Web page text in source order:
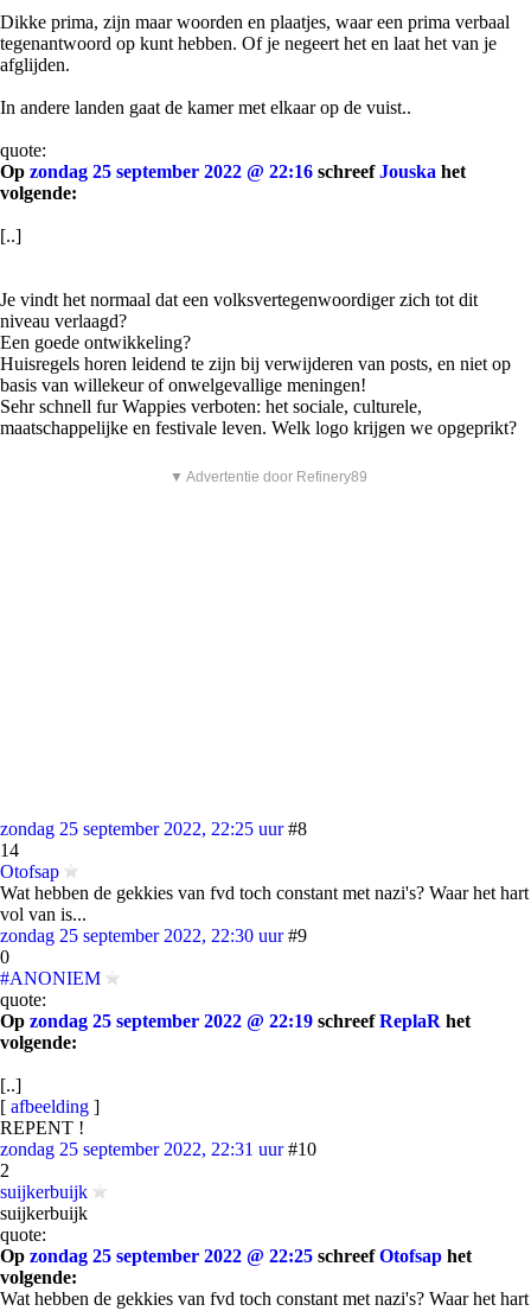
Dikke prima, zijn maar woorden en plaatjes, waar een prima verbaal
tegenantwoord op kunt hebben. Of je negeert het en laat het van je
afglijden.
In andere landen gaat de kamer met elkaar op de vuist..
quote:
Op zondag 25 september 2022 @ 22:16 schreefJouska het
volgende:
[..]
Je vindt het normaal dat een volksvertegenwoordiger zich tot dit
niveau verlaagd?
Een goede ontwikkeling?
Huisregels horen leidend te zijn bij verwijderen van posts, en niet op
basis van willekeur of onwelgevallige meningen!
Sehr schnell fur Wappies verboten: het sociale, culturele,
maatschappelijke en festivale leven. Welk logo krijgen we opgeprikt?
▼ Advertentie door Refinery89
zondag 25 september 2022, 22:25 uur #8
14
Otofsap
Wat hebben de gekkies van fvd toch constant met nazi's? Waar het hart
vol van is...
zondag 25 september 2022, 22:30 uur #9
0
#ANONIEM
quote:
Op zondag 25 september 2022 @ 22:19 schreefReplaR het
volgende:
[..]
[ afbeelding ]
REPENT !
zondag 25 september 2022, 22:31 uur #10
2
suijkerbuijk
suijkerbuijk
quote:
Op zondag 25 september 2022 @ 22:25 schreefOtofsap het
volgende:
Wat hebben de gekkies van fvd toch constant met nazi's? Waar het hart